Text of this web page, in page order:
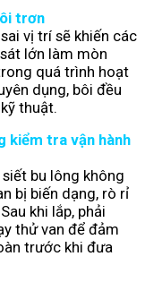
trơn
vị trí sẽ khiến các
lớn làm mòn
quá trình hoạt
dụng, bôi đều
thuật.
kiểm tra vận hành
bu lông không
bị biến dạng, rò rỉ
khi lắp, phải
thử van để đảm
trước khi đưa